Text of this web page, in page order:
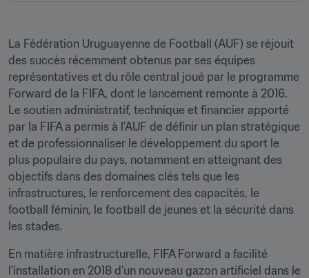
La Fédération Uruguayenne de Football (AUF) se réjouit
des succès récemment obtenus par ses équipes
représentatives et du rôle central joué par le programme
Forward de la FIFA, dont le lancement remonte à 2016.
Le soutien administratif, technique et financier apporté
par la FIFA a permis à l’AUF de définir un plan stratégique
et de professionnaliser le développement du sport le
plus populaire du pays, notamment en atteignant des
objectifs dans des domaines clés tels que les
infrastructures, le renforcement des capacités, le
football féminin, le football de jeunes et la sécurité dans
les stades.
En matière infrastructurelle, FIFA Forward a facilité
l’installation en 2018 d’un nouveau gazon artificiel dans le